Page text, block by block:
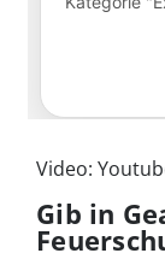
Video:
Gib in